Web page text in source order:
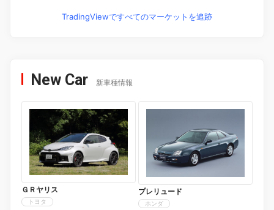
TradingViewですべてのマーケットを追跡
New Car 新車種情報
ＧＲヤリス
トヨタ
プレリュード
ホンダ